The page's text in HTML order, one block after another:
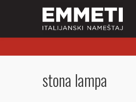
stona lampa